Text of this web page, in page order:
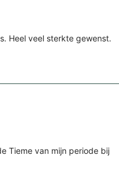
Heel veel sterkte gewenst.
Tieme van mijn periode bij